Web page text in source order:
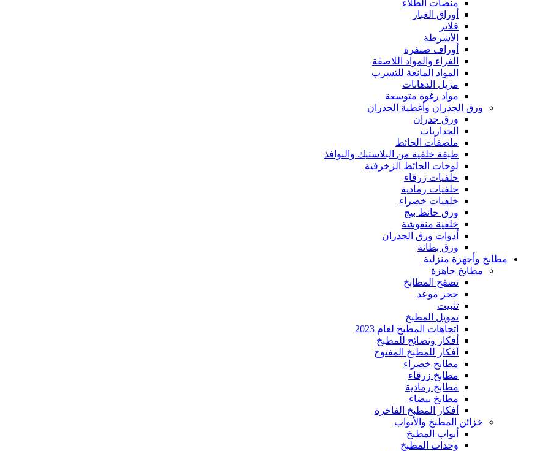
منصات الطلاء
أوراق الغبار
فلاتر
الأشرطة
أوراف صنفرة
الغراء والمواد اللاصقة
المواد المانعة للتسرب
مزيل الدهانات
مواد رغوة متوسعة
ورق الجدران وأغطية الجدران
ورق جدران
الجداريات
ملصقات الحائط
طبقة خلفية من البلاستيك والنوافذ
لوحات الحائط الزخرفية
خلفيات زرقاء
خلفيات رمادية
خلفيات خضراء
ورق حائط بيج
خلفية منقوشة
أدوات ورق الجدران
ورق بطانة
مطابخ وأجهزة منزلية
مطابخ جاهزة
تصفح المطابخ
حجز موعد
تثبيت
تمويل المطبخ
اتجاهات المطبخ لعام 2023
أفكار ونصائح للمطبخ
أفكار للمطبخ المفتوح
مطابخ خضراء
مطابخ زرقاء
مطابخ رمادية
مطابخ بيضاء
أفكار المطبخ الفاخرة
خزائن المطبخ والأبواب
أبواب المطبخ
وحدات المطبخ